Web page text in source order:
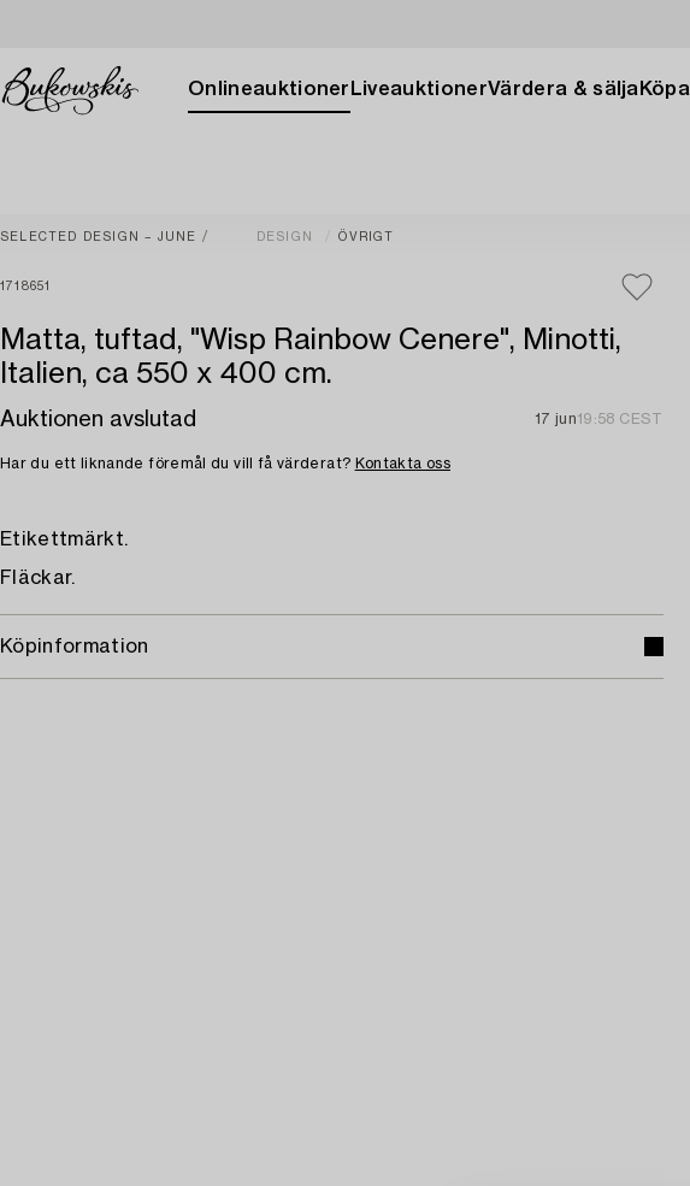
Onlineauktioner LiveauktionerVärdera & sälja Köpa
SELECTED DESIGN – JUNE DESIGN ÖVRIGT
1718651
Matta, tuftad, "Wisp Rainbow Cenere", Minotti,
Italien, ca 550 x 400 cm.
Auktionen avslutad 17 jun19:58 CEST
Har du ett liknande föremål du vill få värderat? Kontakta oss
Etikettmärkt.
Fläckar.
Köpinformation